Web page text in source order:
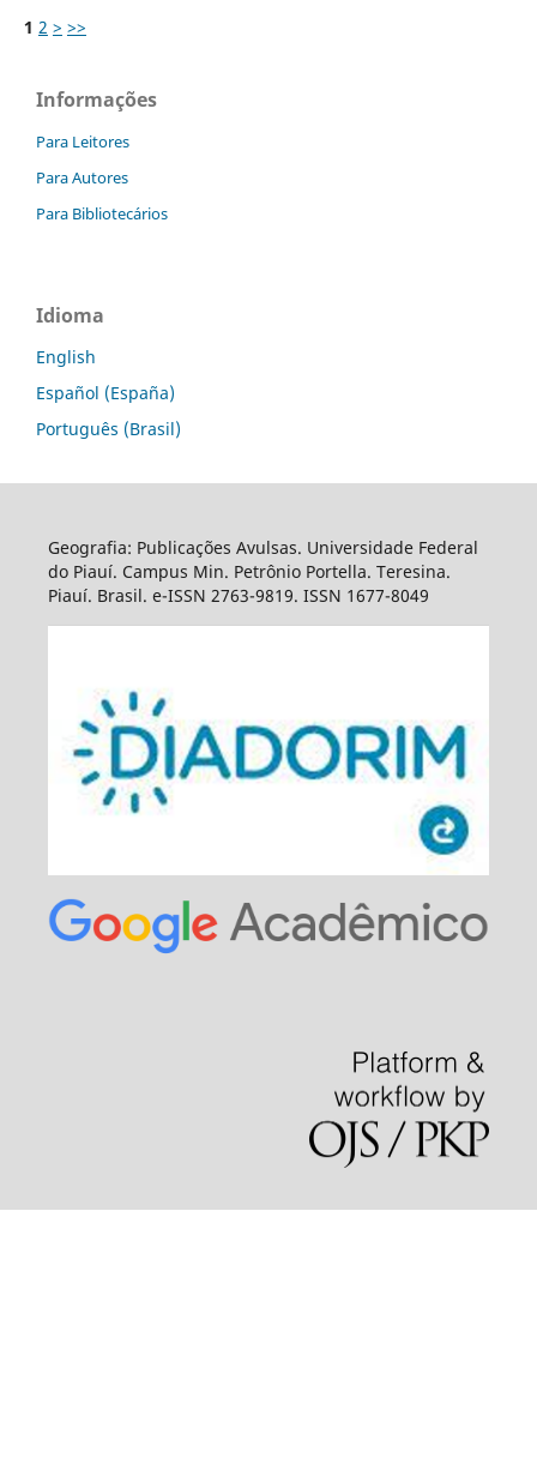
1 2 > >>
Informações
Para Leitores
Para Autores
Para Bibliotecários
Idioma
English
Español (España)
Português (Brasil)
Geografia: Publicações Avulsas. Universidade Federal
do Piauí. Campus Min. Petrônio Portella. Teresina.
Piauí. Brasil. e-ISSN 2763-9819. ISSN 1677-8049